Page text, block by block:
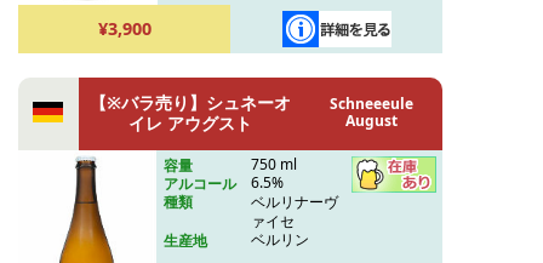
¥3,900
【※バラ売り】シュネーオ
イレ アウグスト
Schneeeule
August
容量
750 ml
アルコール
6.5%
種類
ベルリナーヴ
ァイセ
生産地
ベルリン